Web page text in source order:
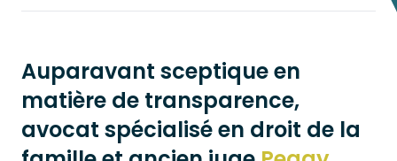
Auparavant sceptique en
matière de transparence,
avocat spécialisé en droit de la